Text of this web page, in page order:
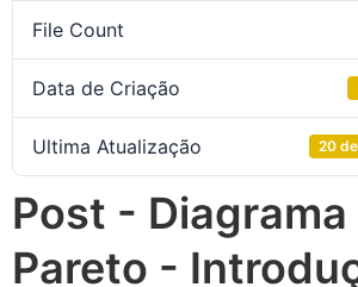
File Count
Data de Criação
Ultima Atualização 20
Post - Diagrama
Pareto -